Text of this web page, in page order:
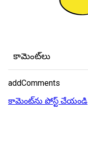
కామెంట్‌లు
addComments
కామెంట్‌ను పోస్ట్ చేయండి